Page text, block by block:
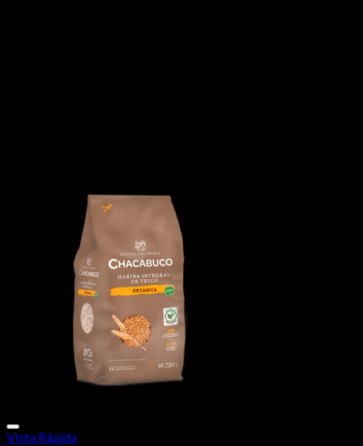
Vista Rápida